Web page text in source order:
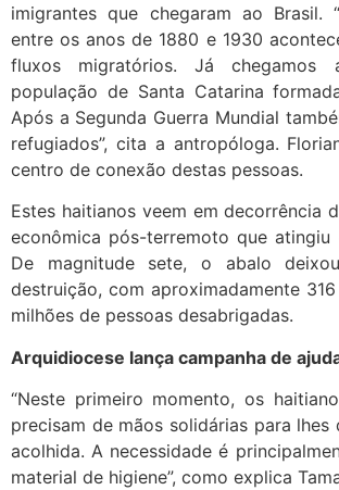
imigrantes que chegaram ao Brasil.
entre os anos de 1880 e 1930
fluxos migratórios. Já
população de Santa Catarina
Após a Segunda Guerra Mundial
refugiados”, cita a antropóloga.
centro de conexão destas pessoas.
Estes haitianos veem em decorrência
econômica pós-terremoto que atingiu
De magnitude sete, o abalo
destruição, com aproximadamente
milhões de pessoas desabrigadas.
Arquidiocese lança campanha de
“Neste primeiro momento, os
precisam de mãos solidárias para lhes
acolhida. A necessidade é
material de higiene”, como explica